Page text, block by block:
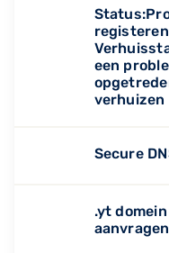
registeren
een
verhuizen
Secure
.yt domein